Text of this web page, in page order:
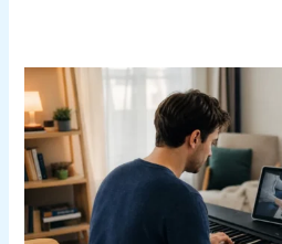
Curso
de
piano
online
para
principiantes:
empezar